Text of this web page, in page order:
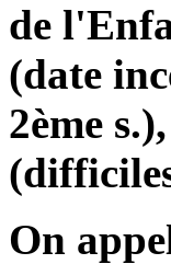
de
(date
2ème
On